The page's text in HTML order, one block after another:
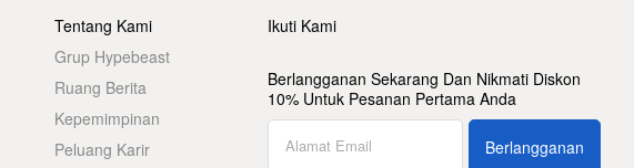
Tentang Kami
Grup Hypebeast
Ruang Berita
Kepemimpinan
Peluang Karir
Ikuti Kami
Berlangganan Sekarang Dan Nikmati Diskon
10% Untuk Pesanan Pertama Anda
Berlangganan